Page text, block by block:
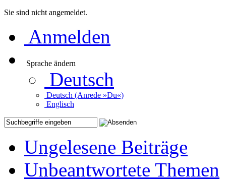
Sie sind nicht angemeldet.
Anmelden
Sprache ändern
Deutsch
Deutsch (Anrede »Du«)
Englisch
Ungelesene Beiträge
Unbeantwortete Themen